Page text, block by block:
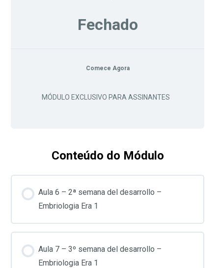
Fechado
Comece Agora
MÓDULO EXCLUSIVO PARA ASSINANTES
Conteúdo do Módulo
Aula 6 – 2ª semana del desarrollo –
Embriologia Era 1
Aula 7 – 3º semana del desarrollo –
Embriologia Era 1